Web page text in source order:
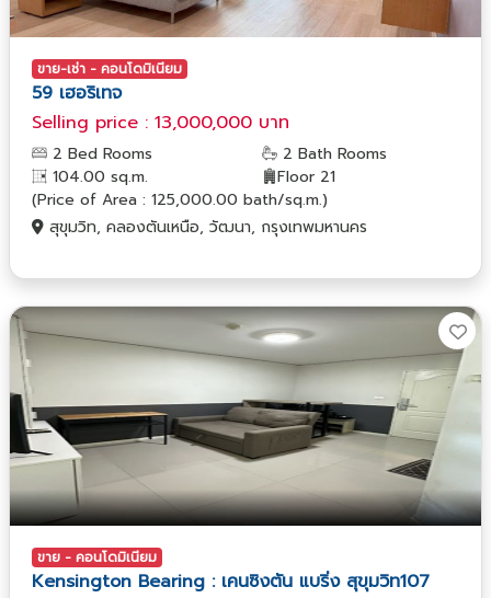
ขาย-เช่า - คอนโดมิเนียม
59 เฮอริเทจ
Selling price : 13,000,000 บาท
2 Bed Rooms
2 Bath Rooms
104.00 sq.m.
Floor 21
(Price of Area : 125,000.00 bath/sq.m.)
สุขุมวิท, คลองตันเหนือ, วัฒนา, กรุงเทพมหานคร
ขาย - คอนโดมิเนียม
Kensington Bearing : เคนซิงตัน แบริ่ง สุขุมวิท107